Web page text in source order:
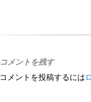
コメントを残す
コメントを投稿するには